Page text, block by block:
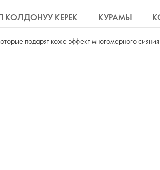
КОЛДОНУУ КЕРЕК КУРАМЫ
подарят коже эффект многомерного